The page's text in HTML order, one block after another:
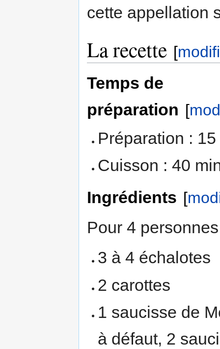
cette appellation
La recette [
Temps de
préparation [
Préparation :
Cuisson : 40
Ingrédients [
Pour 4
3 à 4 échalotes
2 carottes
1 saucisse de
à défaut, 2